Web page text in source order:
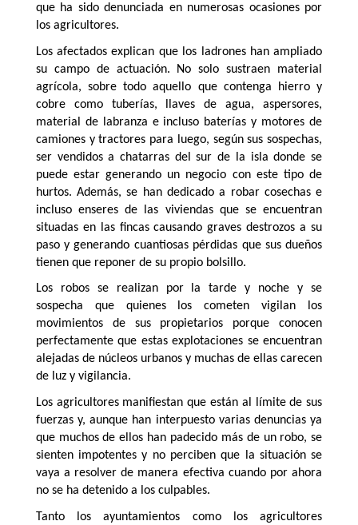
que ha sido denunciada en numerosas ocasiones por
los agricultores.
Los afectados explican que los ladrones han ampliado
su campo de actuación. No solo sustraen material
agrícola, sobre todo aquello que contenga hierro y
cobre como tuberías, llaves de agua, aspersores,
material de labranza e incluso baterías y motores de
camiones y tractores para luego, según sus sospechas,
ser vendidos a chatarras del sur de la isla donde se
puede estar generando un negocio con este tipo de
hurtos. Además, se han dedicado a robar cosechas e
incluso enseres de las viviendas que se encuentran
situadas en las fincas causando graves destrozos a su
paso y generando cuantiosas pérdidas que sus dueños
tienen que reponer de su propio bolsillo.
Los robos se realizan por la tarde y noche y se
sospecha que quienes los cometen vigilan los
movimientos de sus propietarios porque conocen
perfectamente que estas explotaciones se encuentran
alejadas de núcleos urbanos y muchas de ellas carecen
de luz y vigilancia.
Los agricultores manifiestan que están al límite de sus
fuerzas y, aunque han interpuesto varias denuncias ya
que muchos de ellos han padecido más de un robo, se
sienten impotentes y no perciben que la situación se
vaya a resolver de manera efectiva cuando por ahora
no se ha detenido a los culpables.
Tanto los ayuntamientos como los agricultores